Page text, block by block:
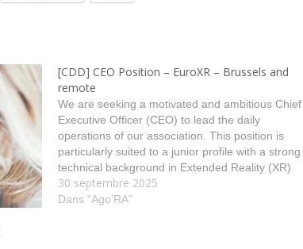
[CDD] CEO Position – EuroXR – Brussels and
remote
We are seeking a motivated and ambitious Chief
Executive Officer (CEO) to lead the daily
operations of our association. This position is
particularly suited to a junior profile with a strong
technical background in Extended Reality (XR)
technologies, eager to take on leadership
responsibilities and grow within the role. Source :
30 septembre 2025
Dans "Ago’RA"